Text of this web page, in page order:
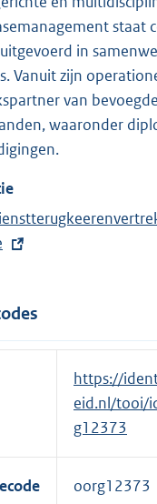
staat
in
Vanuit zijn
van
waaronder
https://
eid.nl/tooi/
g12373
oorg12373